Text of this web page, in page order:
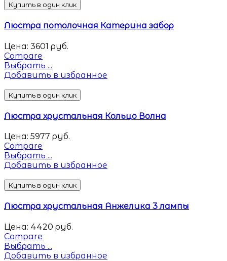
Купить в один клик
Люстра потолочная Катерина забор
Цена: 3601 руб.
Compare
Выбрать ...
Добавить в избранное
Купить в один клик
Люстра хрустальная Кольцо Волна
Цена: 5977 руб.
Compare
Выбрать ...
Добавить в избранное
Купить в один клик
Люстра хрустальная Анжелика 3 лампы
Цена: 4420 руб.
Compare
Выбрать ...
Добавить в избранное